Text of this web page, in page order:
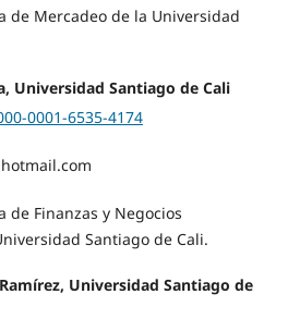
de Mercadeo de la Universidad
Universidad Santiago de Cali
0001-6535-4174
de Finanzas y Negocios
Santiago de Cali.
Universidad Santiago de